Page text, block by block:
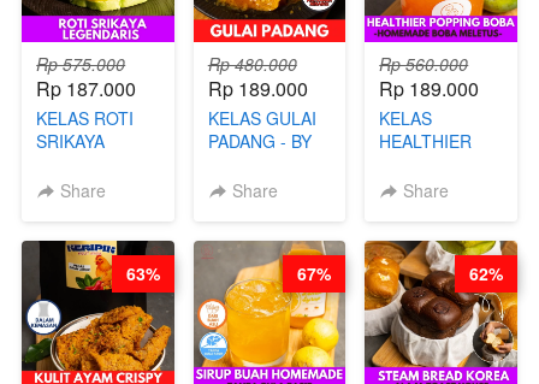
Rp 575.000
Rp 187.000
KELAS ROTI
SRIKAYA
BY CHEF DITA
Share
Rp 480.000
Rp 189.000
KELAS GULAI
PADANG - BY
NADIA
Share
Rp 560.000
Rp 189.000
KELAS
HEALTHIER
BOBA -
MELETUS - BY
BARISTA ARI
Share
63% 67% 62%